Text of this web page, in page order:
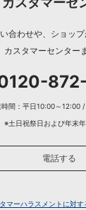
合わせや、ショッ
カスタマーセンター
時間：平日10:00～12:00
※土日祝祭日および年末
電話する
マーハラスメントに対す